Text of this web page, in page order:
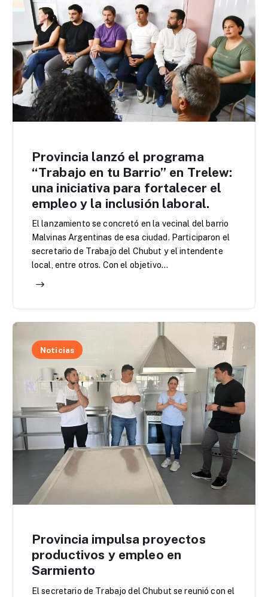
Provincia lanzó el programa
“Trabajo en tu Barrio” en Trelew:
una iniciativa para fortalecer el
empleo y la inclusión laboral.
El lanzamiento se concretó en la vecinal del barrio
Malvinas Argentinas de esa ciudad. Participaron el
secretario de Trabajo del Chubut y el intendente
local, entre otros. Con el objetivo…
Noticias
Provincia impulsa proyectos
productivos y empleo en
Sarmiento
El secretario de Trabajo del Chubut se reunió con el